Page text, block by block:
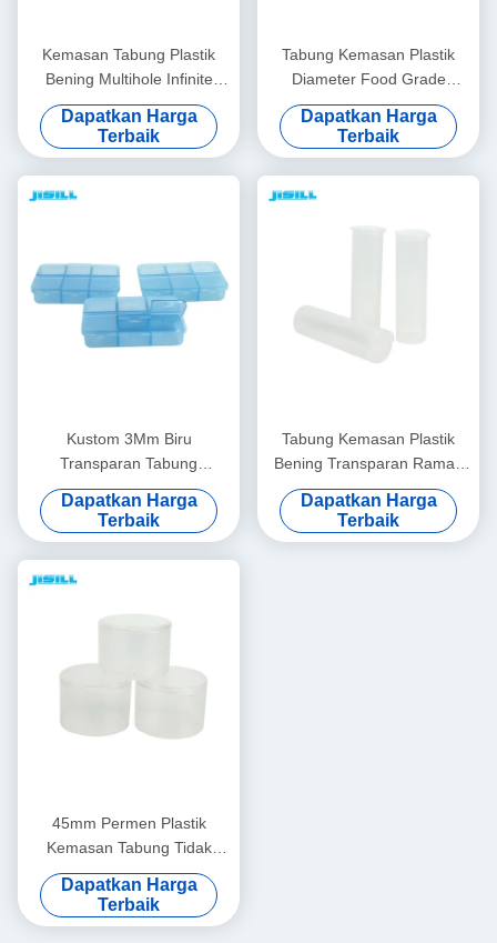
Kemasan Tabung Plastik
Bening Multihole Infinite
Bergabung Bersama Rak
Tabung Pcr
Dapatkan Harga
Terbaik
Tabung Kemasan Plastik
Diameter Food Grade
2.3Cm Untuk Handuk
Kompres
Dapatkan Harga
Terbaik
Kustom 3Mm Biru
Transparan Tabung
Kemasan Plastik Mini Untuk
Perhiasan
Dapatkan Harga
Terbaik
Tabung Kemasan Plastik
Bening Transparan Ramah
Lingkungan Dengan
Makanan Yang Aman
Disetujui
Dapatkan Harga
Terbaik
45mm Permen Plastik
Kemasan Tabung Tidak
Beracun Ramah Lingkungan
Dapatkan Harga
Terbaik